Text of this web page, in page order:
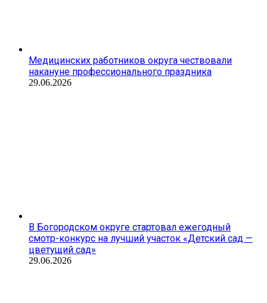
Медицинских работников округа чествовали
накануне профессионального праздника
29.06.2026
В Богородском округе стартовал ежегодный
смотр-конкурс на лучший участок «Детский сад —
цветущий сад»
29.06.2026